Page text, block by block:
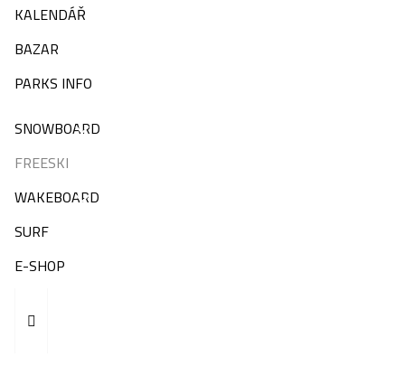
KALENDÁŘ
BAZAR
PARKS INFO
SNOWBOARD
FREESKI
WAKEBOARD
SURF
E-SHOP